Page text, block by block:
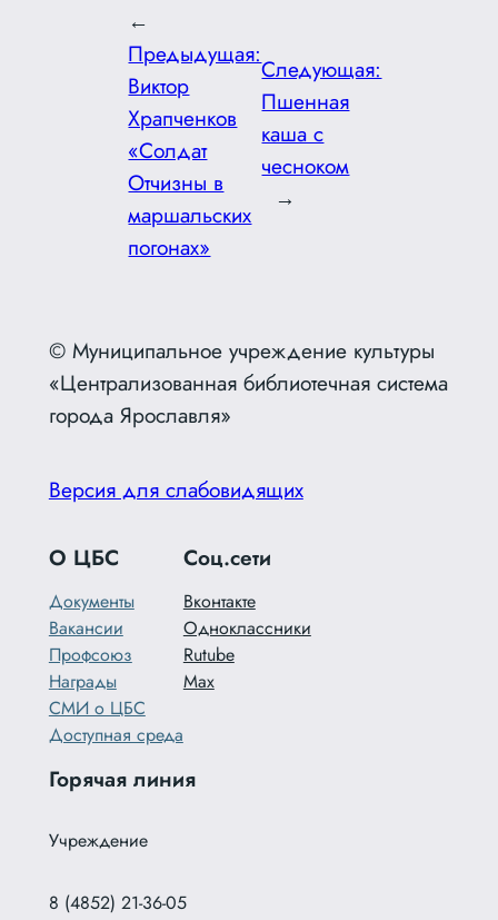
←
Предыдущая:
Виктор
Храпченков
«Солдат
Отчизны в
маршальских
погонах»
Следующая:
Пшенная
каша с
чесноком
→
© Муниципальное учреждение культуры
«Централизованная библиотечная система
города Ярославля»
Версия для слабовидящих
О ЦБС
Документы
Вакансии
Профсоюз
Награды
СМИ о ЦБС
Доступная среда
Соц.сети
Вконтакте
Одноклассники
Rutube
Max
Горячая линия
Учреждение
8 (4852) 21-36-05